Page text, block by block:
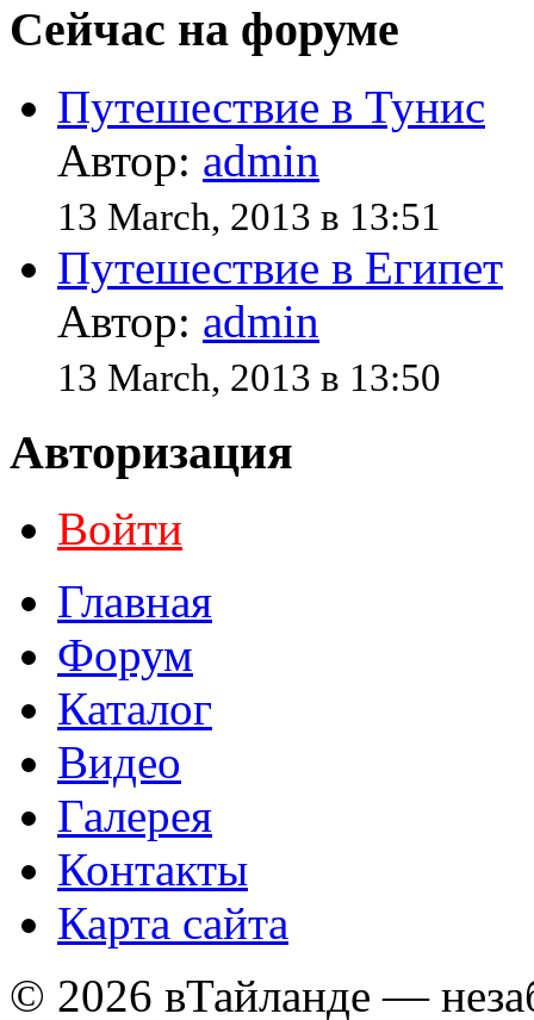
Сейчас на форуме
Путешествие в Тунис
Автор: admin
13 March, 2013 в 13:51
Путешествие в Египет
Автор: admin
13 March, 2013 в 13:50
Авторизация
Войти
Главная
Форум
Каталог
Видео
Галерея
Контакты
Карта сайта
© 2026 вТайланде —